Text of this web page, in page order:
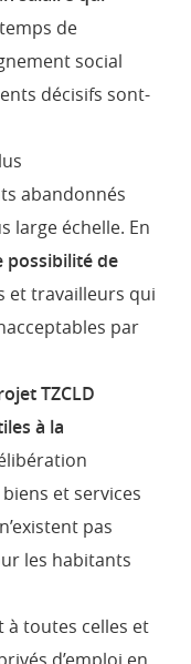
de
social
décisifs sont-
abandonnés
large échelle. En
possibilité de
et travailleurs qui
par
TZCLD
à la
et services
pas
les habitants
à toutes celles et